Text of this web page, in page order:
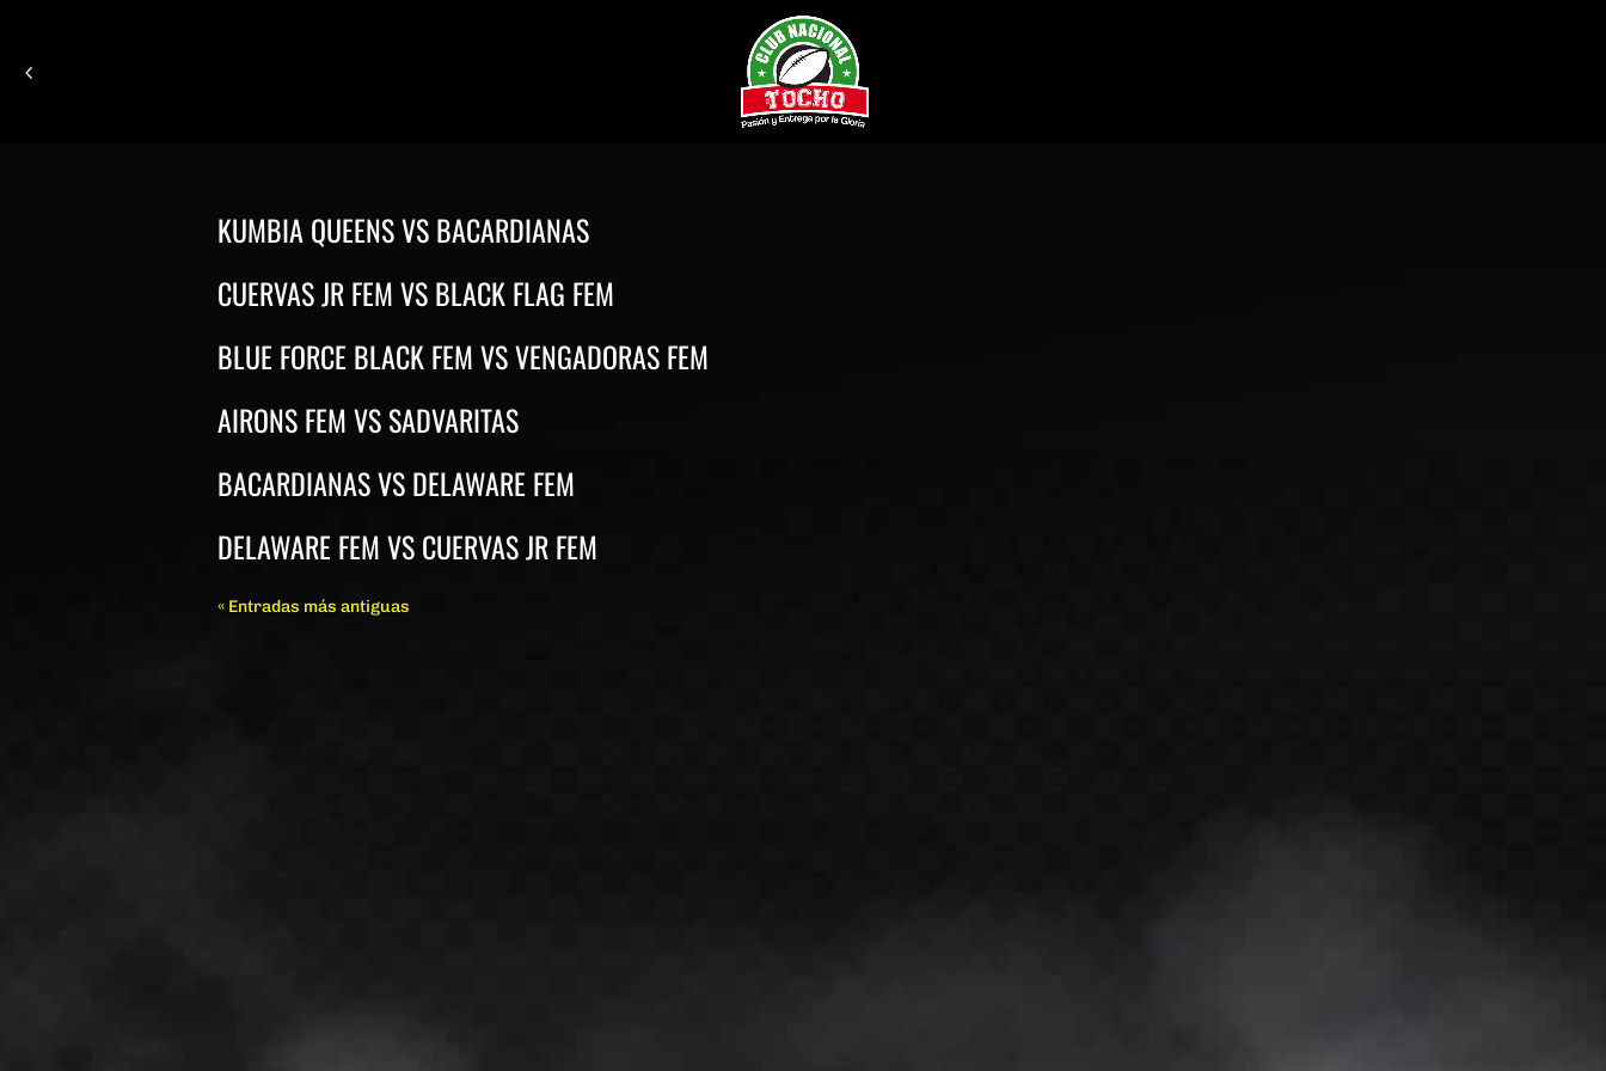
KUMBIA QUEENS VS BACARDIANAS
CUERVAS JR FEM VS BLACK FLAG FEM
BLUE FORCE BLACK FEM VS VENGADORAS FEM
AIRONS FEM VS SADVARITAS
BACARDIANAS VS DELAWARE FEM
DELAWARE FEM VS CUERVAS JR FEM
« Entradas más antiguas